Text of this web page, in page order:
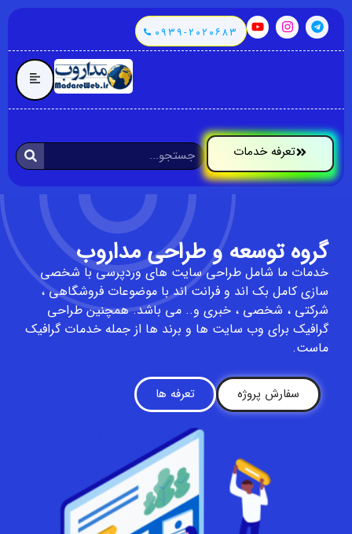
۰۹۳۹-۲۰۲۰۶۸۳
تعرفه خدمات
گروه توسعه و طراحی مداروب
خدمات ما شامل طراحی سایت های وردپرسی با شخصی
سازی کامل بک اند و فرانت اند با موضوعات فروشگاهی ،
شرکتی ، شخصی ، خبری و.. می باشد. همچنین طراحی
گرافیک برای وب سایت ها و برند ها از جمله خدمات گرافیک
ماست.
سفارش پروژه تعرفه ها